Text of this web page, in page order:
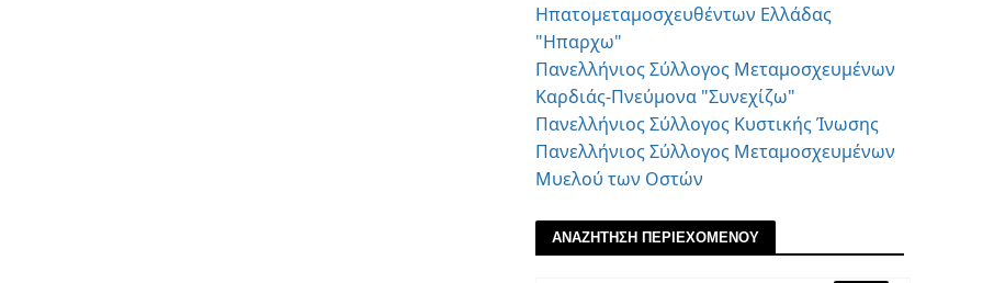
Ηπατομεταμοσχευθέντων Ελλάδας
"Ηπαρχω"
Πανελλήνιος Σύλλογος Μεταμοσχευμένων
Καρδιάς-Πνεύμονα "Συνεχίζω"
Πανελλήνιος Σύλλογος Κυστικής Ίνωσης
Πανελλήνιος Σύλλογος Μεταμοσχευμένων
Μυελού των Οστών
ΑΝΑΖΗΤΗΣΗ ΠΕΡΙΕΧΟΜΕΝΟΥ